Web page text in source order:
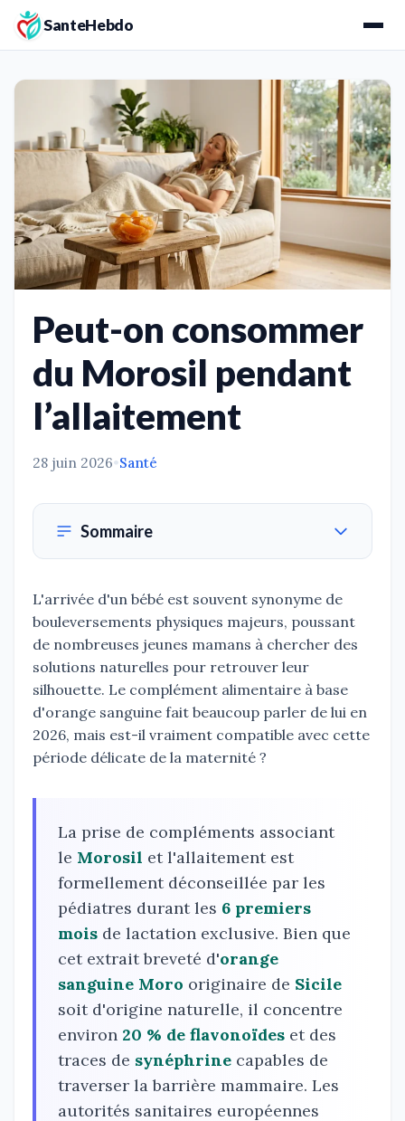
SanteHebdo
Peut-on consommer
du Morosil pendant
l’allaitement
28 juin 2026•Santé
Sommaire
L'arrivée d'un bébé est souvent synonyme de
bouleversements physiques majeurs, poussant
de nombreuses jeunes mamans à chercher des
solutions naturelles pour retrouver leur
silhouette. Le complément alimentaire à base
d'orange sanguine fait beaucoup parler de lui en
2026, mais est-il vraiment compatible avec cette
période délicate de la maternité ?
La prise de compléments associant
le Morosil et l'allaitement est
formellement déconseillée par les
pédiatres durant les 6 premiers
mois de lactation exclusive. Bien que
cet extrait breveté d'orange
sanguine Moro originaire de Sicile
soit d'origine naturelle, il concentre
environ 20 % de flavonoïdes et des
traces de synéphrine capables de
traverser la barrière mammaire. Les
autorités sanitaires européennes